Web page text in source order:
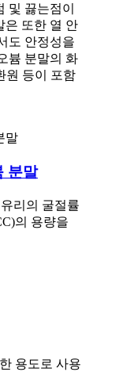
및 끓는점이
은 또한 열 안
도 안정성을
븀 분말의 화
원 등이 포함
분말
리의 굴절률
의 용량을
용도로 사용